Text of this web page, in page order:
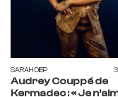
SARAH DIEP
Audrey Couppé de
Kermadec : « Je